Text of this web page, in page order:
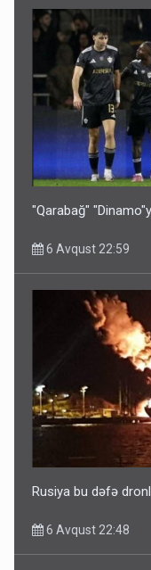
Bu ölkələrə
SİYAHI
6 Avqust 10:53
Ərdoğana sui-qəsd
"Qarabağ"
6 Avqust 22:59
Rusiya bu dəfə
6 Avqust 22:48